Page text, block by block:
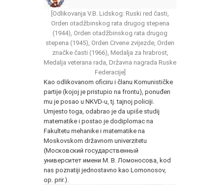
[Odlikovanja V.B. Lidskog: Ruski red časti,
Orden otadžbinskog rata drugog stepena
(1944), Orden otadžbinskog rata drugog
stepena (1945), Orden Crvene zvijezde, Orden
značke časti (1966), Medalja za hrabrost,
Medalja veterana rada, Državna nagrada Ruske
Federacije]
Kao odlikovanom oficiru i članu Komunističke
partije (kojoj je pristupio na frontu), ponuđen
mu je posao u NKVD-u, tj. tajnoj policiji.
Umjesto toga, odabrao je da upiše studij
matematike i postao je dodiplomac na
Fakultetu mehanike i matematike na
Moskovskom državnom univerzitetu
(Московский государственный
университет имени М. В. Ломоносова, kod
nas poznatiji jednostavno kao Lomonosov,
op. prir.).